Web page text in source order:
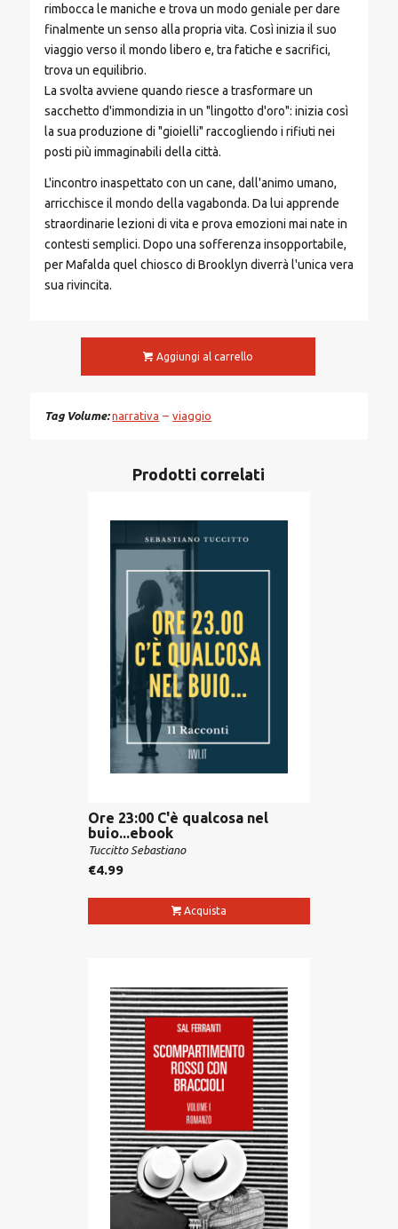
rimbocca le maniche e trova un modo geniale per dare
finalmente un senso alla propria vita. Così inizia il suo
viaggio verso il mondo libero e, tra fatiche e sacrifici,
trova un equilibrio.
La svolta avviene quando riesce a trasformare un
sacchetto d'immondizia in un "lingotto d'oro": inizia così
la sua produzione di "gioielli" raccogliendo i rifiuti nei
posti più immaginabili della città.
L'incontro inaspettato con un cane, dall'animo umano,
arricchisce il mondo della vagabonda. Da lui apprende
straordinarie lezioni di vita e prova emozioni mai nate in
contesti semplici. Dopo una sofferenza insopportabile,
per Mafalda quel chiosco di Brooklyn diverrà l'unica vera
sua rivincita.
Aggiungi al carrello
Tag Volume narrativa viaggio
Prodotti correlati
Ore 23:00 C'è qualcosa nel
buio...ebook
Tuccitto Sebastiano
€4.99
Acquista